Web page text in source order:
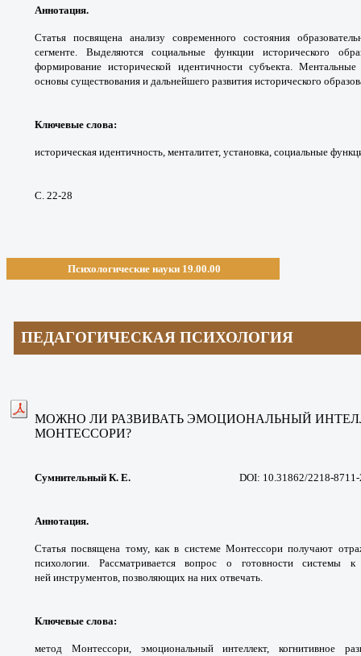
Аннотация.
Статья посвящена анализу современного состояния
сегменте. Выделяются социальные функции исторического
формирование исторической идентичности субъекта.
основы существования и дальнейшего развития исторического
Ключевые слова:
историческая идентичность, менталитет, установка, социальные
С. 22-28
Психологические науки 19.00.00
ПЕДАГОГИЧЕСКАЯ ПСИХОЛОГИЯ
МОЖНО ЛИ РАЗВИВАТЬ ЭМОЦИОНАЛЬНЫЙ
МОНТЕССОРИ?
Сумнительный К. Е. DOI: 10.31862/2218-
Аннотация.
Статья посвящена тому, как в системе Монтессори получают
психологии. Рассматривается вопрос о готовности системы к
ней инструментов, позволяющих на них отвечать.
Ключевые слова:
метод Монтессори, эмоциональный интеллект, когнитивное